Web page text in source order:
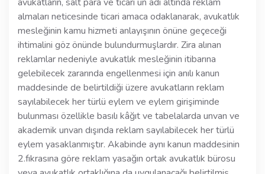
almaları neticesinde ticari amaca odaklanarak, avukatlık
mesleğinin kamu hizmeti anlayışının önüne geçeceği
ihtimalini göz önünde bulundurmuşlardır. Zira alınan
reklamlar nedeniyle avukatlık mesleğinin itibarına
gelebilecek zararında engellenmesi için anılı kanun
maddesinde de belirtildiği üzere avukatların reklam
sayılabilecek her türlü eylem ve eylem girişiminde
bulunması özellikle basılı kâğıt ve tabelalarda unvan ve
akademik unvan dışında reklam sayılabilecek her türlü
eylem yasaklanmıştır. Akabinde aynı kanun maddesinin
2.fıkrasına göre reklam yasağın ortak avukatlık bürosu